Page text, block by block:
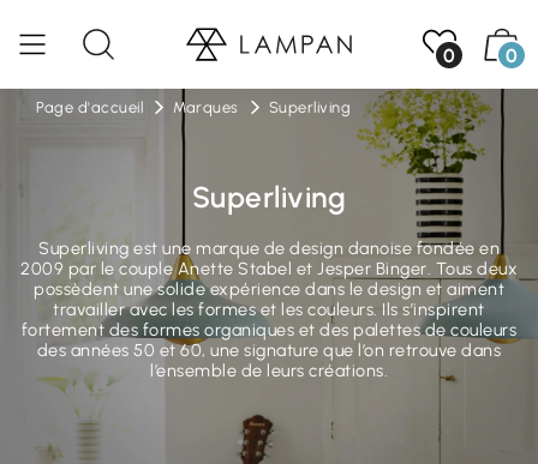
0 0
Page d'accueil Marques Superliving
Superliving
Superliving est une marque de design danoise fondée en
2009 par le couple Anette Stabel et Jesper Binger. Tous deux
possèdent une solide expérience dans le design et aiment
travailler avec les formes et les couleurs. Ils s’inspirent
fortement des formes organiques et des palettes de couleurs
des années 50 et 60, une signature que l’on retrouve dans
l’ensemble de leurs créations.